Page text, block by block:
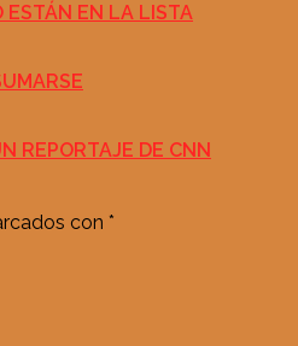
ESTÁN EN LA LISTA
REPORTAJE DE CNN
con *